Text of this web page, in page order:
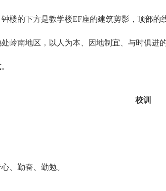
楼的下方是教学楼EF座的建筑剪影，顶部
岭南地区，以人为本、因地制宜、与时俱
校训
、勤奋、勤勉。